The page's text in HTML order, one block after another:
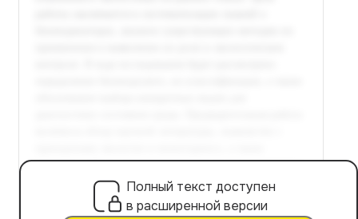
Полный текст доступен
в расширенной версии